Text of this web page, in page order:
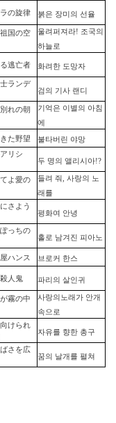
の旋律 붉은 장미의 선율
国の空
울려퍼져라! 조국의
하늘로
逃亡者 화려한 도망자
ランデ
검의 기사 랜디
れの朝
기억은 이별의
아침
에
た野望 불타버린 야망
リシ
두 명의 앨리시아!?
よ愛の
들려 줘 사랑의
노
래를
さよう
평화여 안녕
っちの
홀로 남겨진 피아노
ハンス 브로커 한스
人鬼 파리의 살인귀
霧の中
사랑의 노래가 안개
속으로
けられ
자유를 향한 총구
さを広
꿈의 날개를 펼쳐